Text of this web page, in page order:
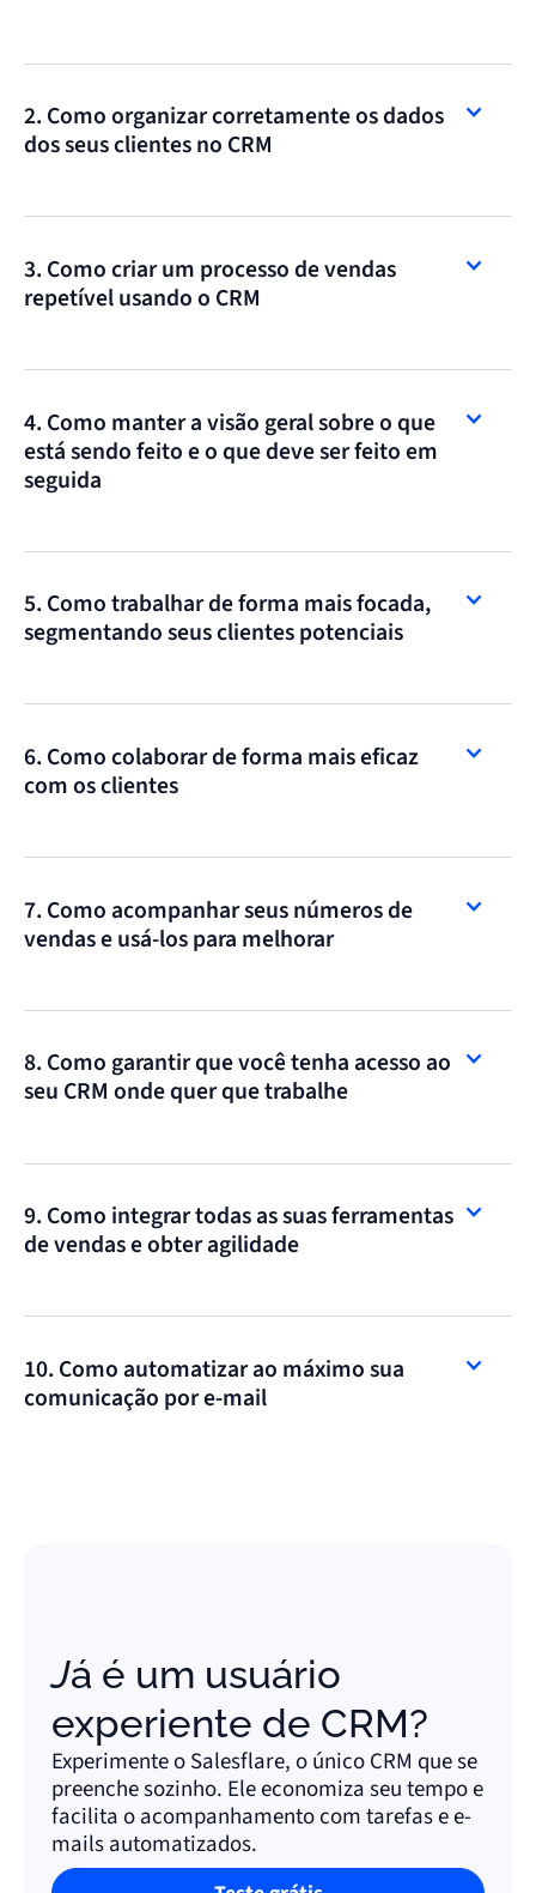
2. Como organizar corretamente os dados
dos seus clientes no CRM
3. Como criar um processo de vendas
repetível usando o CRM
4. Como manter a visão geral sobre o que
está sendo feito e o que deve ser feito em
seguida
5. Como trabalhar de forma mais focada,
segmentando seus clientes potenciais
6. Como colaborar de forma mais eficaz
com os clientes
7. Como acompanhar seus números de
vendas e usá-los para melhorar
8. Como garantir que você tenha acesso ao
seu CRM onde quer que trabalhe
9. Como integrar todas as suas ferramentas
de vendas e obter agilidade
10. Como automatizar ao máximo sua
comunicação por e-mail
Já é um usuário
experiente de CRM?
Experimente o Salesflare, o único CRM que se
preenche sozinho. Ele economiza seu tempo e
facilita o acompanhamento com tarefas e e-
mails automatizados.